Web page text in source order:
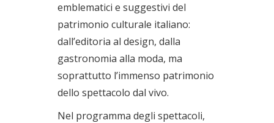
emblematici e suggestivi del
patrimonio culturale italiano:
dall’editoria al design, dalla
gastronomia alla moda, ma
soprattutto l’immenso patrimonio
dello spettacolo dal vivo.
Nel programma degli spettacoli,